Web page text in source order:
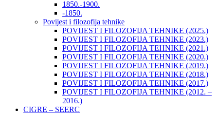
1850.-1900.
-1850.
Povijest i filozofija tehnike
POVIJEST I FILOZOFIJA TEHNIKE (2025.)
POVIJEST I FILOZOFIJA TEHNIKE (2023.)
POVIJEST I FILOZOFIJA TEHNIKE (2021.)
POVIJEST I FILOZOFIJA TEHNIKE (2020.)
POVIJEST I FILOZOFIJA TEHNIKE (2019.)
POVIJEST I FILOZOFIJA TEHNIKE (2018.)
POVIJEST I FILOZOFIJA TEHNIKE (2017.)
POVIJEST I FILOZOFIJA TEHNIKE (2012. –
2016.)
CIGRE – SEERC